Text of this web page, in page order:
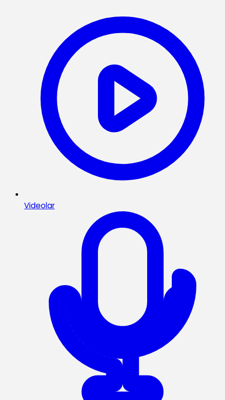
Videolar